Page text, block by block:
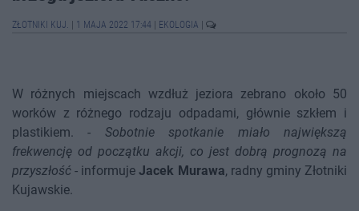
ZŁOTNIKI KUJ. 1 MAJA 2022 17:44 EKOLOGIA
W różnych miejscach wzdłuż jeziora zebrano około 50
worków z różnego rodzaju odpadami, głównie szkłem i
plastikiem. - Sobotnie spotkanie miało największą
frekwencję od początku akcji, co jest dobrą prognozą na
przyszłość - informujeJacek Murawa, radny gminy Złotniki
Kujawskie.